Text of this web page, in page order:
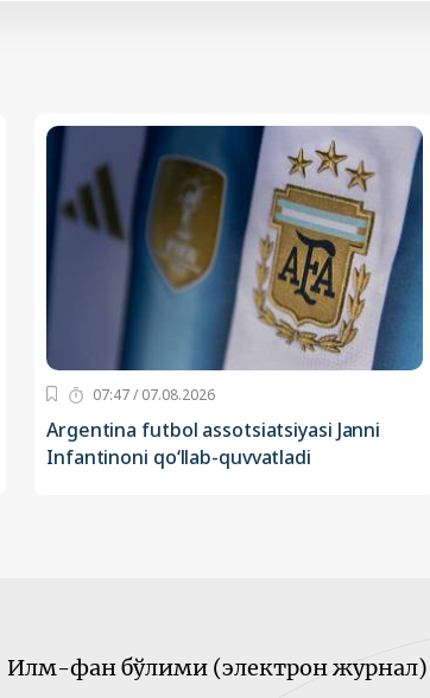
07:47 / 07.08.2026
Argentina futbol assotsiatsiyasi Janni
Infantinoni qo‘llab-quvvatladi
Илм-фан бўлими (электрон журнал)